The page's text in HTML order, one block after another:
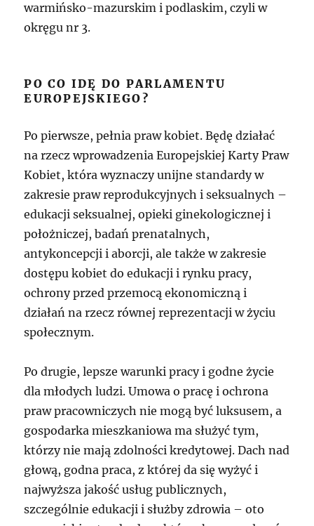
warmińsko-mazurskim i podlaskim, czyli w
okręgu nr 3.
PO CO IDĘ DO PARLAMENTU
EUROPEJSKIEGO?
Po pierwsze, pełnia praw kobiet. Będę działać
na rzecz wprowadzenia Europejskiej Karty Praw
Kobiet, która wyznaczy unijne standardy w
zakresie praw reprodukcyjnych i seksualnych –
edukacji seksualnej, opieki ginekologicznej i
położniczej, badań prenatalnych,
antykoncepcji i aborcji, ale także w zakresie
dostępu kobiet do edukacji i rynku pracy,
ochrony przed przemocą ekonomiczną i
działań na rzecz równej reprezentacji w życiu
społecznym.
Po drugie, lepsze warunki pracy i godne życie
dla młodych ludzi. Umowa o pracę i ochrona
praw pracowniczych nie mogą być luksusem, a
gospodarka mieszkaniowa ma służyć tym,
którzy nie mają zdolności kredytowej. Dach nad
głową, godna praca, z której da się wyżyć i
najwyższa jakość usług publicznych,
szczególnie edukacji i służby zdrowia – oto